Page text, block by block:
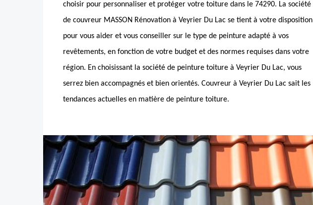
choisir pour personnaliser et protéger votre toiture dans le 74290. La société
de couvreur MASSON Rénovation à Veyrier Du Lac se tient à votre disposition
pour vous aider et vous conseiller sur le type de peinture adapté à vos
revêtements, en fonction de votre budget et des normes requises dans votre
région. En choisissant la société de peinture toiture à Veyrier Du Lac, vous
serrez bien accompagnés et bien orientés. Couvreur à Veyrier Du Lac sait les
tendances actuelles en matière de peinture toiture.